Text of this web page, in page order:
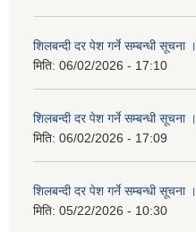
शिलबन्दी दर पेश गर्ने सम्बन्धी सूचना ।
मिति: 06/02/2026 - 17:10
शिलबन्दी दर पेश गर्ने सम्बन्धी सूचना ।
मिति: 06/02/2026 - 17:09
शिलबन्दी दर पेश गर्ने सम्बन्धी सूचना ।
मिति: 05/22/2026 - 10:30